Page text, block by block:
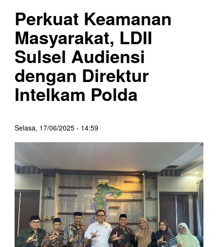
Perkuat Keamanan
Masyarakat, LDII
Sulsel Audiensi
dengan Direktur
Intelkam Polda
Selasa, 17/06/2025 - 14:59